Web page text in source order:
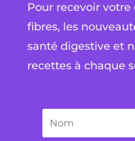
Pour recevoir
fibres, les
santé digestive et
recettes à chaque